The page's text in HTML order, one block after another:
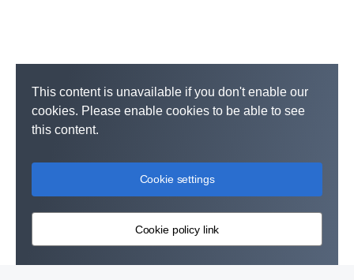
This content is unavailable if you don't enable our
cookies. Please enable cookies to be able to see
this content.
Cookie settings
Cookie policy link